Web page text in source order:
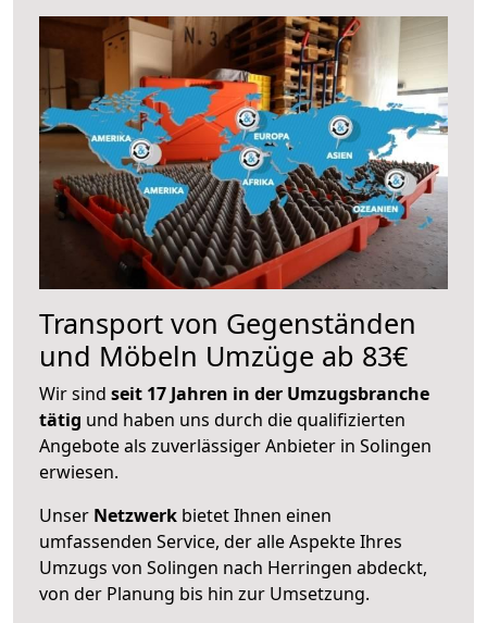
Transport von Gegenständen
und Möbeln Umzüge ab 83€
Wir sind seit 17 Jahren in der Umzugsbranche
tätig und haben uns durch die qualifizierten
Angebote als zuverlässiger Anbieter in Solingen
erwiesen.
Unser Netzwerk bietet Ihnen einen
umfassenden Service, der alle Aspekte Ihres
Umzugs von Solingen nach Herringen abdeckt,
von der Planung bis hin zur Umsetzung.